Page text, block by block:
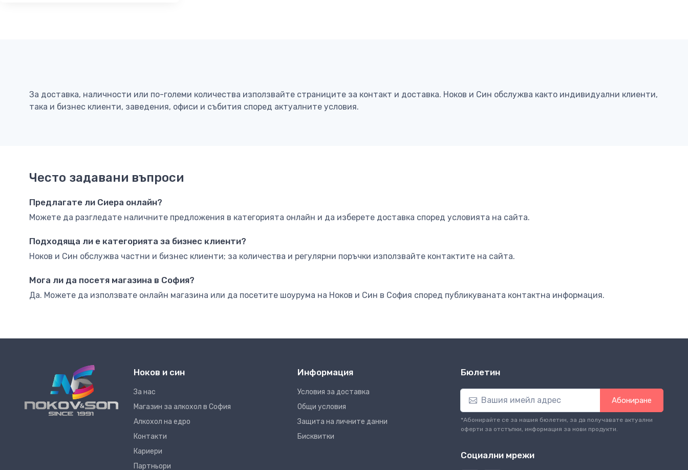
За доставка, наличности или по-големи количества използвайте страниците за контакт и доставка. Ноков и Син обслужва както индивидуални клиенти,
така и бизнес клиенти, заведения, офиси и събития според актуалните условия.
Често задавани въпроси
Предлагате ли Сиера онлайн?
Можете да разгледате наличните предложения в категорията онлайн и да изберете доставка според условията на сайта.
Подходяща ли е категорията за бизнес клиенти?
Ноков и Син обслужва частни и бизнес клиенти; за количества и регулярни поръчки използвайте контактите на сайта.
Мога ли да посетя магазина в София?
Да. Можете да използвате онлайн магазина или да посетите шоурума на Ноков и Син в София според публикуваната контактна информация.
Ноков и син
За нас
Магазин за алкохол в София
Алкохол на едро
Контакти
Кариери
Партньори
Информация
Условия за доставка
Общи условия
Защита на личните данни
Бисквитки
Бюлетин
Абониране
*Абонирайте се за нашия бюлетин, за да получавате актуални
оферти за отстъпки, информация за нови продукти.
Социални мрежи